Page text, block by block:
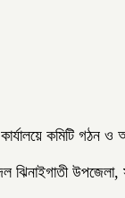
কমিটি গঠন
ঝিনাইগাতী